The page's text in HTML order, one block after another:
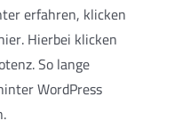
erfahren, klicken
Hierbei klicken
So lange
WordPress